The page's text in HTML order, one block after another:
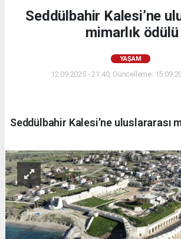
Seddülbahir Kalesi’ne
mimarlık ödülü
YAŞAM
12.09.2025 - 21:40, Güncelleme:
Seddülbahir Kalesi’ne uluslararası